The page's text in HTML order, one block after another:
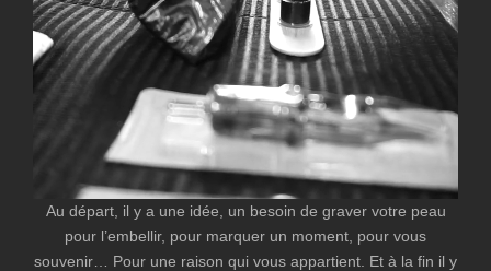
Au départ, il y a une idée, un besoin de graver votre peau
pour l’embellir, pour marquer un moment, pour vous
souvenir… Pour une raison qui vous appartient. Et à la fin il y